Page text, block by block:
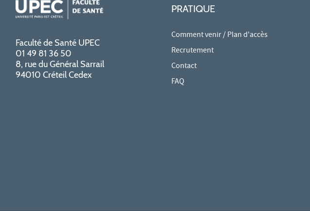
Faculté de Santé UPEC
01 49 81 36 50
8, rue du Général Sarrail
94010 Créteil Cedex
PRATIQUE
Comment venir / Plan d'accès
Recrutement
Contact
FAQ